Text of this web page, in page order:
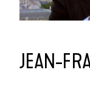
JEAN-